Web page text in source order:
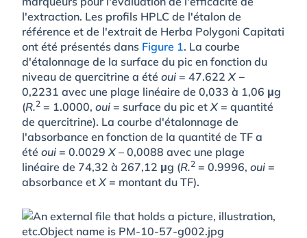
l'extraction. Les profils HPLC de l'étalon de
référence et de l'extrait de Herba Polygoni Capitati
ont été présentés dans Figure 1. La courbe
d'étalonnage de la surface du pic en fonction du
niveau de quercitrine a étéoui = 47.622X−
0,2231 avec une plage linéaire de 0,033 à 1,06 μg
(R.2 = 1.0000,oui = surface du pic etX= quantité
de quercitrine). La courbe d'étalonnage de
l'absorbance en fonction de la quantité de TF a
étéoui = 0.0029X– 0,0088 avec une plage
linéaire de 74,32 à 267,12 μg (R.2 = 0.9996,oui =
absorbance etX= montant du TF).